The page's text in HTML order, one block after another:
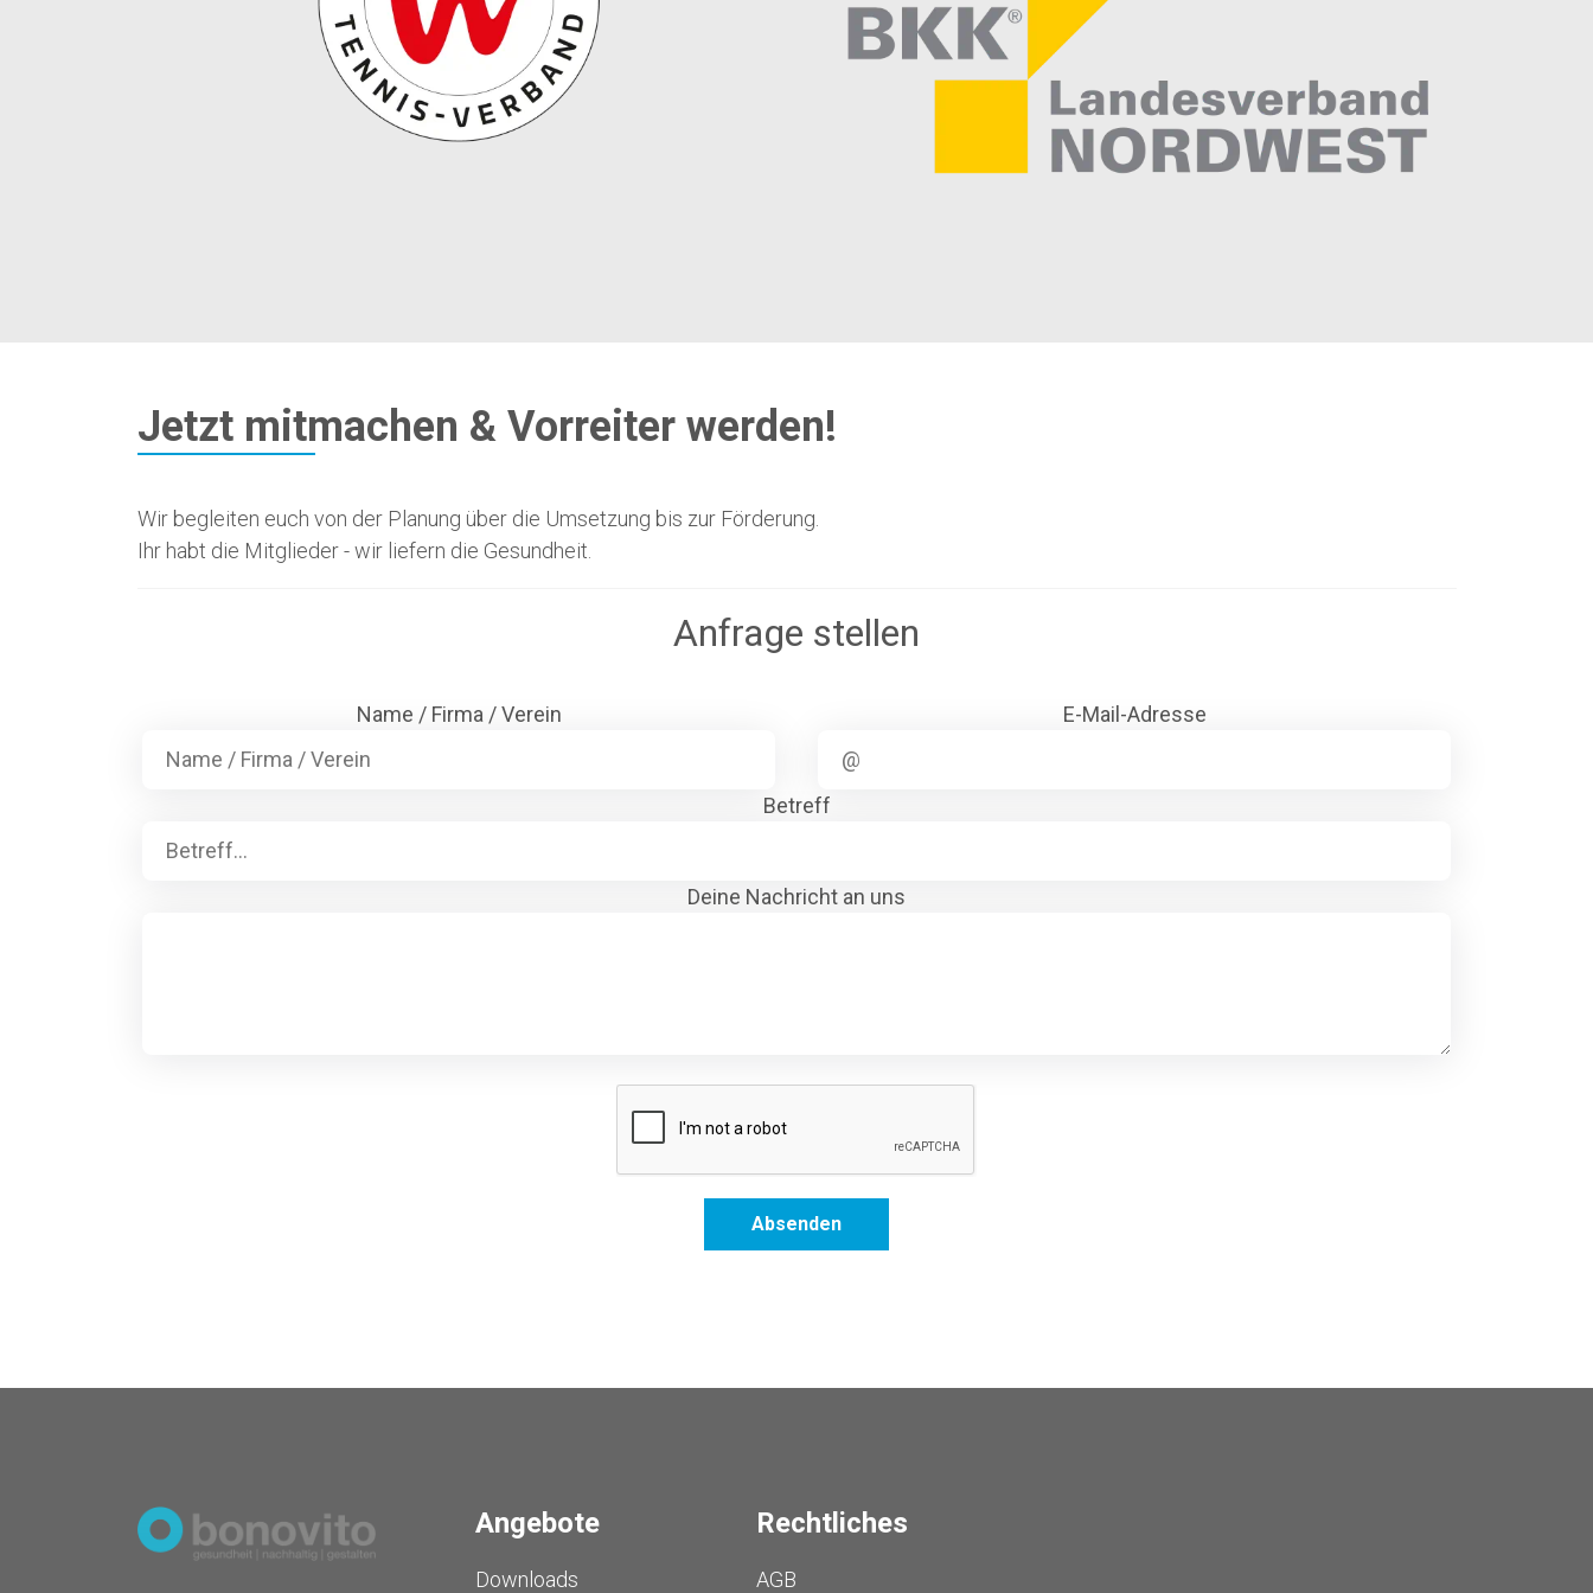
Jetzt mitmachen & Vorreiter werden!
Wir begleiten euch von der Planung über die Umsetzung bis zur Förderung.
Ihr habt die Mitglieder - wir liefern die Gesundheit.
Anfrage stellen
Name / Firma / Verein E-Mail-Adresse
Betreff
Deine Nachricht an uns
Absenden
Angebote
Downloads
Rechtliches
AGB